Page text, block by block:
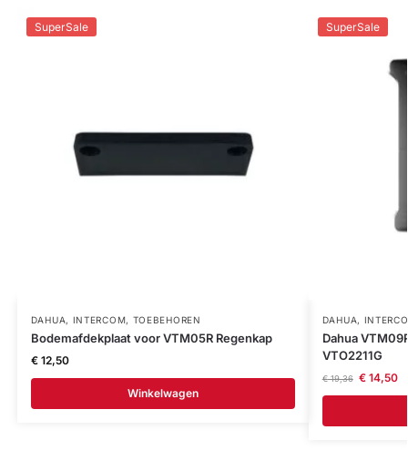
SuperSale
DAHUA, INTERCOM, TOEBEHOREN
Bodemafdekplaat voor VTM05R Regenkap
€12,50
Winkelwagen
SuperSale
DAHUA,
Dahua
VTO2211G
€19,36 €14,50